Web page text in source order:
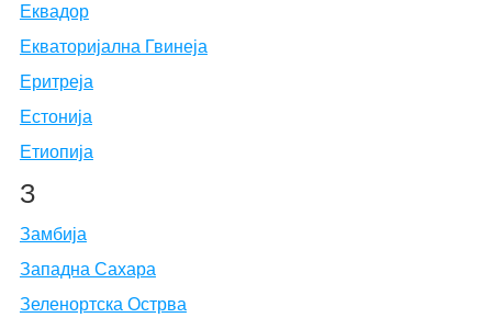
Еквадор
Екваторијална Гвинеја
Еритреја
Естонија
Етиопија
З
Замбија
Западна Сахара
Зеленортска Острва